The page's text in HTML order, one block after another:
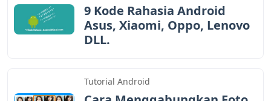
9 Kode Rahasia Android
Asus, Xiaomi, Oppo, Lenovo
DLL.
Tutorial Android